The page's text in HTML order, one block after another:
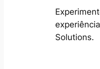
Solutions.